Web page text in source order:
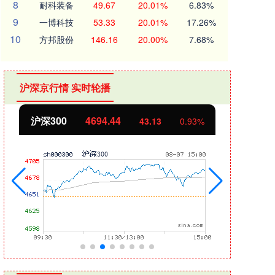
8 耐科装备 49.67 20.01% 6.83%
9 一博科技 53.33 20.01% 17.26%
10 方邦股份 146.16 20.00% 7.68%
沪深京行情 实时轮播
沪深300 4694.44 43.13 0.93%